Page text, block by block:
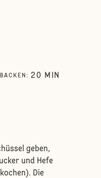
BACKEN : 20 MIN
geben,
und Hefe
Die